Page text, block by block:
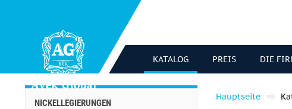
KATALOG PREIS DIE
NICKELLEGIERUNGEN
Hauptseite